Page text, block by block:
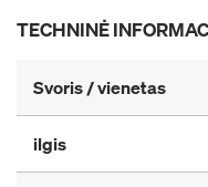
TECHNINĖ
Svoris / vienetas
ilgis